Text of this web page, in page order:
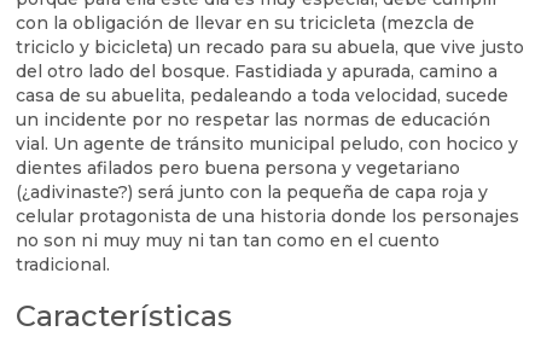
con la obligación de llevar en su tricicleta (mezcla de
triciclo y bicicleta) un recado para su abuela, que vive justo
del otro lado del bosque. Fastidiada y apurada, camino a
casa de su abuelita, pedaleando a toda velocidad, sucede
un incidente por no respetar las normas de educación
vial. Un agente de tránsito municipal peludo, con hocico y
dientes afilados pero buena persona y vegetariano
(¿adivinaste?) será junto con la pequeña de capa roja y
celular protagonista de una historia donde los personajes
no son ni muy muy ni tan tan como en el cuento
tradicional.
Características